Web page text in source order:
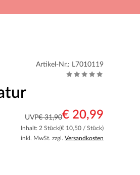
Artikel-Nr.: L7010119
UVP€ 31,90€ 20,99
Inhalt: 2 Stück(€ 10,50 / Stück)
inkl. MwSt. zzgl. Versandkosten